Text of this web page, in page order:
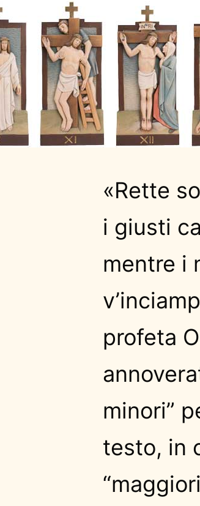
«Rette
i giusti
mentre i
profeta
minori”
testo, in